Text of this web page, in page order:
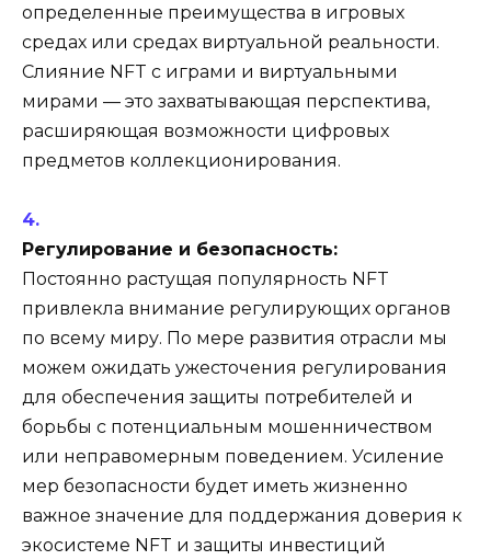
определенные преимущества в игровых
средах или средах виртуальной реальности.
Слияние NFT с играми и виртуальными
мирами — это захватывающая перспектива,
расширяющая возможности цифровых
предметов коллекционирования.
Регулирование и безопасность:
Постоянно растущая популярность NFT
привлекла внимание регулирующих органов
по всему миру. По мере развития отрасли мы
можем ожидать ужесточения регулирования
для обеспечения защиты потребителей и
борьбы с потенциальным мошенничеством
или неправомерным поведением. Усиление
мер безопасности будет иметь жизненно
важное значение для поддержания доверия к
экосистеме NFT и защиты инвестиций